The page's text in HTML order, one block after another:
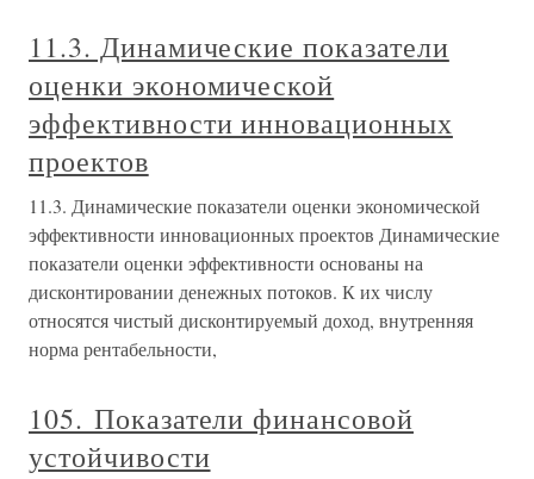
11.3. Динамические показатели
оценки экономической
эффективности инновационных
проектов
11.3. Динамические показатели оценки экономической
эффективности инновационных проектов Динамические
показатели оценки эффективности основаны на
дисконтировании денежных потоков. К их числу
относятся чистый дисконтируемый доход, внутренняя
норма рентабельности,
105. Показатели финансовой
устойчивости